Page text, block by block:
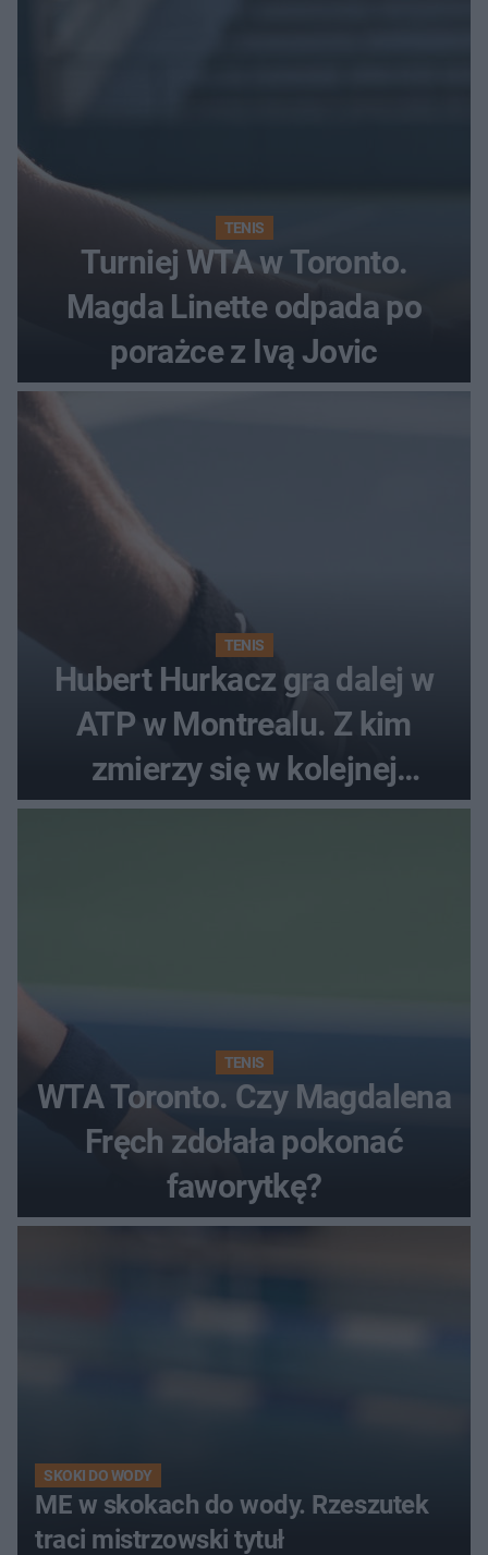
TENIS
Turniej WTA w Toronto.
Magda Linette odpada po
porażce z Ivą Jovic
TENIS
Hubert Hurkacz gra dalej w
ATP w Montrealu. Z kim
zmierzy się w kolejnej
rundzie?
TENIS
WTA Toronto. Czy Magdalena
Fręch zdołała pokonać
faworytkę?
SKOKI DO WODY
ME w skokach do wody. Rzeszutek
traci mistrzowski tytuł